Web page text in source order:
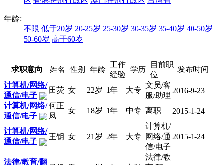
年龄:
不限 低于20岁 20-25岁 25-30岁 30-35岁 35-40岁 40-50岁
50-60岁 高于60岁
求职意向 姓名 性别 年龄
工作
经验
学历
目前职
位
发布时间
计算机/网络/
通信/电子
田荧 女 22岁 1年 大专
文员/客
服/助理
2016-9-23
计算机/网络/
通信/电子
何正
凤
女 18岁 1年 中专 离职 2015-1-24
计算机/网络/
通信/电子
王钥 女 21岁 2年 大专
计算机/
网络/通
信/电子
2015-1-24
法律/教育/翻
法律/教